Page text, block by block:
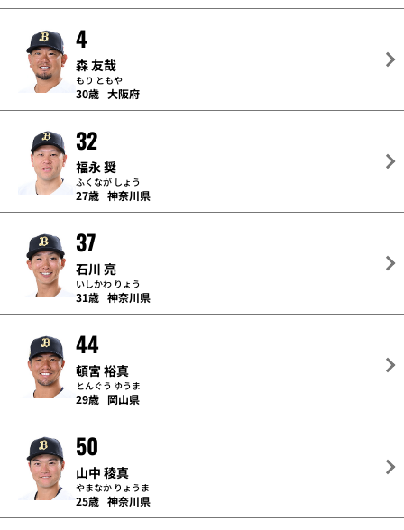
4
森 友哉
もり ともや
30歳 大阪府
32
福永 奨
ふくなが しょう
27歳 神奈川県
37
石川 亮
いしかわ りょう
31歳 神奈川県
44
頓宮 裕真
とんぐう ゆうま
29歳 岡山県
50
山中 稜真
やまなか りょうま
25歳 神奈川県